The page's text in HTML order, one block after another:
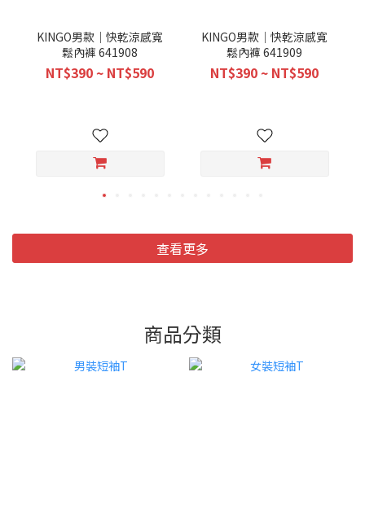
KINGO男款｜快乾涼感寬
鬆內褲 641908
NT$390 ~ NT$590
KINGO男款｜快乾涼感寬
鬆內褲 641909
NT$390 ~ NT$590
查看更多
商品分類